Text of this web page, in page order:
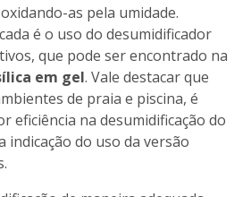
as pela umidade.
é o uso do desumidificador
que pode ser encontrado na
em gel. Vale destacar que
de praia e piscina, é
eficiência na desumidificação do
indicação do uso da versão